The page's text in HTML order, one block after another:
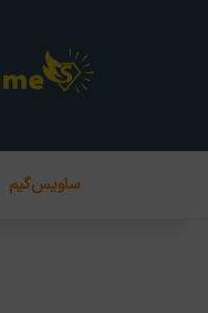
ساویس‌گیم